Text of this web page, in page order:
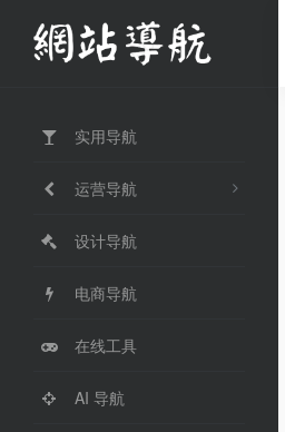
实用导航
运营导航
设计导航
电商导航
在线工具
AI 导航